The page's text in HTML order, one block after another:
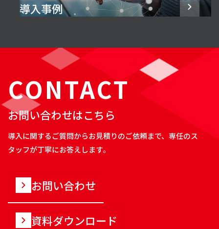
導入事例
CONTACT
お問い合わせはこちら
導入に関するご質問からお見積りのご依頼まで、専任のス
タッフが丁寧にお答えします。
お問い合わせ
資料ダウンロード